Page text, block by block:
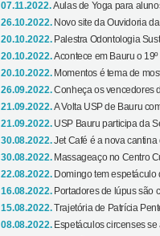
07.11.2022.Aulas de Yoga para
26.10.2022. Novo site da Ouvidoria
20.10.2022. Palestra Odontologia
20.10.2022.Acontece em Bauru o 19º
20.10.2022. Momentos é tema de
26.09.2022.Conheça os vencedores
21.09.2022.A Volta USP de Bauru
21.09.2022. USP Bauru participa da
30.08.2022.Jet Café é a nova
30.08.2022. Massageaço no Centro
22.08.2022. Domingo tem espetáculo
16.08.2022. Portadores de lúpus são
15.08.2022.Trajetória de Patrícia
08.08.2022. Espetáculos circenses